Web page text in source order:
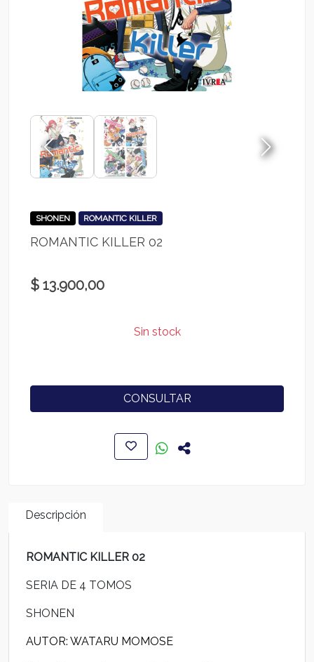
SHONEN ROMANTIC KILLER
ROMANTIC KILLER 02
$ 13.900,00
Sin stock
CONSULTAR
Descripción
ROMANTIC KILLER 02
SERIA DE 4 TOMOS
SHONEN
AUTOR: WATARU MOMOSE